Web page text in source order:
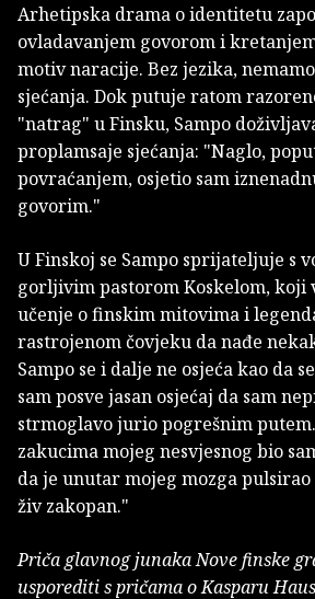
Arhetipska drama o identitetu
ovladavanjem govorom i
motiv naracije. Bez jezika,
sjećanja. Dok putuje ratom
"natrag" u Finsku, Sampo
proplamsaje sjećanja: "Naglo,
povraćanjem, osjetio sam
govorim."
U Finskoj se Sampo sprijateljuje s
gorljivim pastorom Koskelom, koji
učenje o finskim mitovima i
rastrojenom čovjeku da nađe
Sampo se i dalje ne osjeća kao da
sam posve jasan osjećaj da sam
strmoglavo jurio pogrešnim
zakucima mojeg nesvjesnog bio
da je unutar mojeg mozga pulsirao
živ zakopan."
Priča glavnog junaka Nove finske
usporediti s pričama o Kasparu